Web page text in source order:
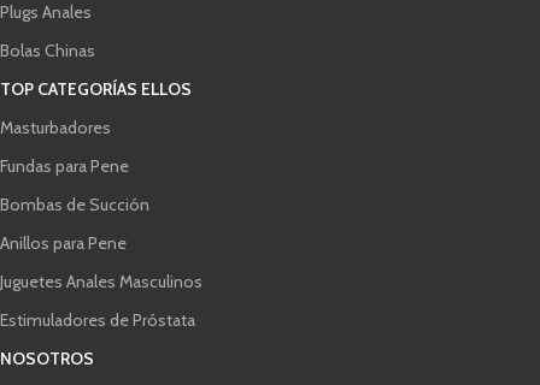
Plugs Anales
Bolas Chinas
TOP CATEGORÍAS ELLOS
Masturbadores
Fundas para Pene
Bombas de Succión
Anillos para Pene
Juguetes Anales Masculinos
Estimuladores de Próstata
NOSOTROS